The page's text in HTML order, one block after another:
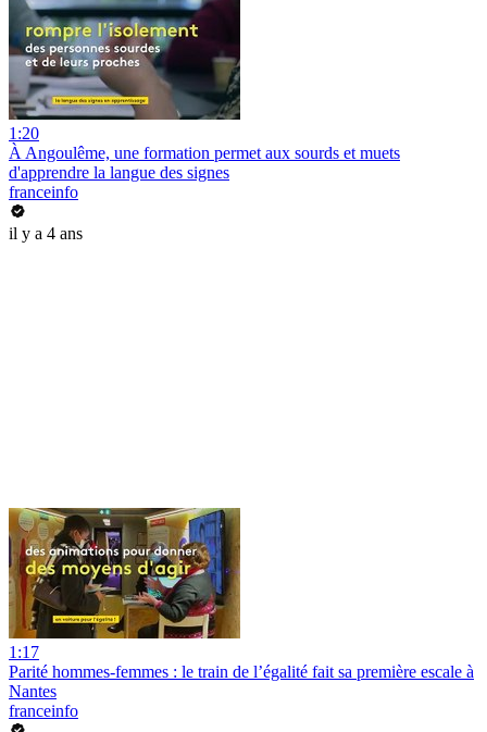
1:20
À Angoulême, une formation permet aux sourds et muets
d'apprendre la langue des signes
franceinfo
il y a 4 ans
1:17
Parité hommes-femmes : le train de l’égalité fait sa première escale à
Nantes
franceinfo